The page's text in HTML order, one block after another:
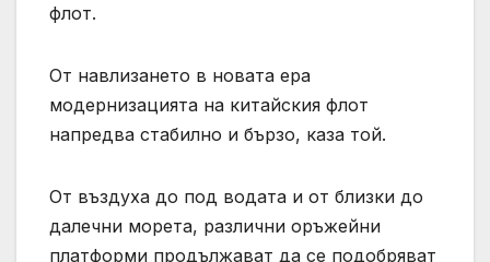
флот.
От навлизането в новата ера
модернизацията на китайския флот
напредва стабилно и бързо, каза той.
От въздуха до под водата и от близки до
далечни морета, различни оръжейни
платформи продължават да се подобряват